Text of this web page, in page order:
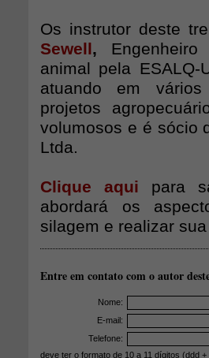
Os instrutor deste
Sewell,
animal pela
atuando em
projetos
volumosos e é sócio
Ltda.
Clique aqui para
abordará os
silagem e realizar
Entre em contato com o autor
Nome:
E-mail:
Telefone:
deve ter o formato de 10 a 11 dígitos (ddd